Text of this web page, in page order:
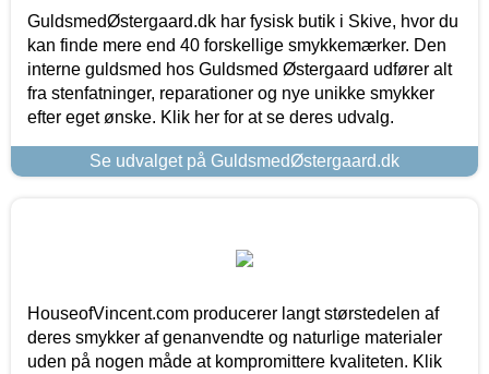
GuldsmedØstergaard.dk har fysisk butik i Skive, hvor du
kan finde mere end 40 forskellige smykkemærker. Den
interne guldsmed hos Guldsmed Østergaard udfører alt
fra stenfatninger, reparationer og nye unikke smykker
efter eget ønske. Klik her for at se deres udvalg.
Se udvalget på GuldsmedØstergaard.dk
HouseofVincent.com producerer langt størstedelen af
deres smykker af genanvendte og naturlige materialer
uden på nogen måde at kompromittere kvaliteten. Klik